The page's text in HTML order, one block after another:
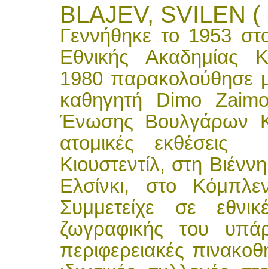
BLAJEV, SVILEN (
Γεννήθηκε το 1953
Εθνικής Ακαδημίας
1980 παρακολούθησε
καθηγητή Dimo
Ένωσης Βουλγάρων
ατομικές
Κιουστεντίλ, στη
Ελσίνκι, στο
Συμμετείχε σε
ζωγραφικής του
περιφερειακές